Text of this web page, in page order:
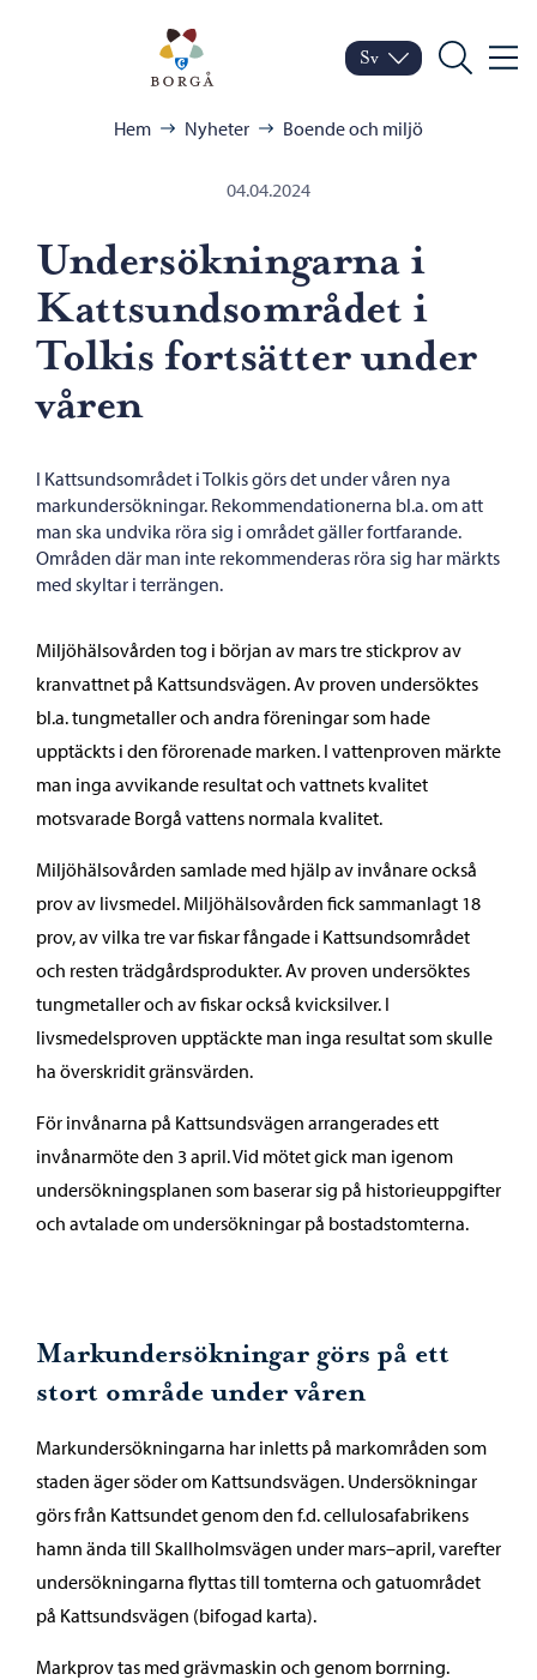
Porvoo – Gå till
Byt språk
Nuvarande språk:
Sv
Sök Meny
Hem Nyheter Boende och miljö
04.04.2024
Undersökningarna i
Kattsundsområdet i
Tolkis fortsätter under
våren
I Kattsundsområdet i Tolkis görs det under våren nya
markundersökningar. Rekommendationerna bl.a. om att
man ska undvika röra sig i området gäller fortfarande.
Områden där man inte rekommenderas röra sig har märkts
med skyltar i terrängen.
Miljöhälsovården tog i början av mars tre stickprov av
kranvattnet på Kattsundsvägen. Av proven undersöktes
bl.a. tungmetaller och andra föreningar som hade
upptäckts i den förorenade marken. I vattenproven märkte
man inga avvikande resultat och vattnets kvalitet
motsvarade Borgå vattens normala kvalitet.
Miljöhälsovården samlade med hjälp av invånare också
prov av livsmedel. Miljöhälsovården fick sammanlagt 18
prov, av vilka tre var fiskar fångade i Kattsundsområdet
och resten trädgårdsprodukter. Av proven undersöktes
tungmetaller och av fiskar också kvicksilver. I
livsmedelsproven upptäckte man inga resultat som skulle
ha överskridit gränsvärden.
För invånarna på Kattsundsvägen arrangerades ett
invånarmöte den 3 april. Vid mötet gick man igenom
undersökningsplanen som baserar sig på historieuppgifter
och avtalade om undersökningar på bostadstomterna.
Markundersökningar görs på ett
stort område under våren
Markundersökningarna har inletts på markområden som
staden äger söder om Kattsundsvägen. Undersökningar
görs från Kattsundet genom den f.d. cellulosafabrikens
hamn ända till Skallholmsvägen under mars–april, varefter
undersökningarna flyttas till tomterna och gatuområdet
på Kattsundsvägen (bifogad karta).
Markprov tas med grävmaskin och genom borrning.